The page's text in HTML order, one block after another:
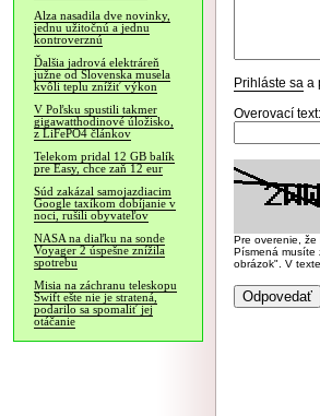
Alza nasadila dve novinky,
jednu užitočnú a jednu
kontroverznú
Ďalšia jadrová elektráreň
južne od Slovenska musela
kvôli teplu znížiť výkon
V Poľsku spustili takmer
gigawatthodinové úložisko,
z LiFePO4 článkov
Telekom pridal 12 GB balík
pre Easy, chce zaň 12 eur
Súd zakázal samojazdiacim
Google taxíkom dobíjanie v
noci, rušili obyvateľov
NASA na diaľku na sonde
Voyager 2 úspešne znížila
spotrebu
Misia na záchranu teleskopu
Swift ešte nie je stratená,
podarilo sa spomaliť jej
otáčanie
Prihláste sa a
Overovací text:
Pre overenie,
Písmená musíte
obrázok". V